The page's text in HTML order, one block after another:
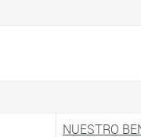
NUESTRO